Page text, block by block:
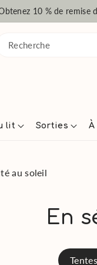
10 % de remise
Recherche
lit Sorties À
au soleil
C
En